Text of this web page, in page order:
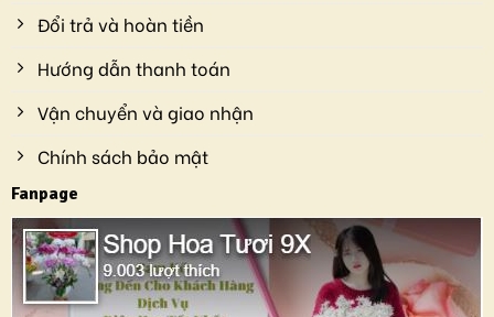
Đổi trả và hoàn tiền
Hướng dẫn thanh toán
Vận chuyển và giao nhận
Chính sách bảo mật
Fanpage